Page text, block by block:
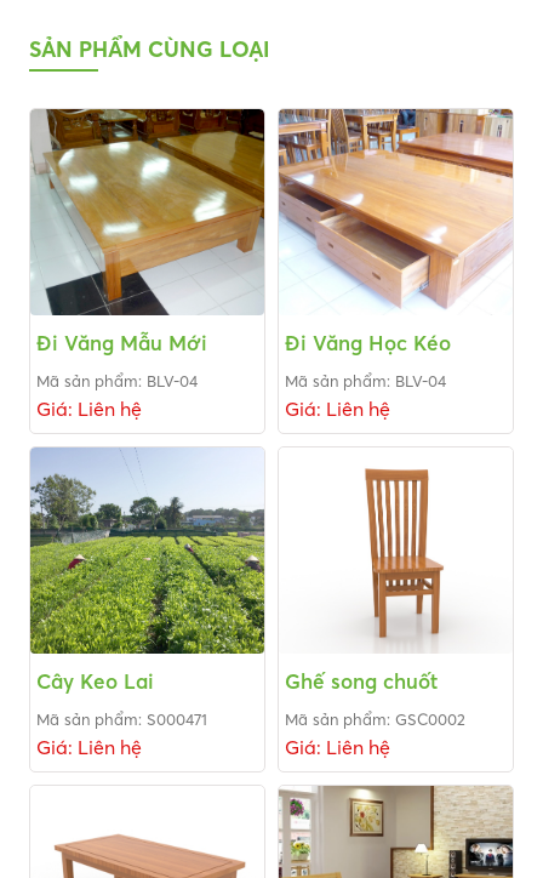
SẢN PHẨM CÙNG LOẠI
Đi Văng Mẫu Mới
Mã sản phẩm: BLV-04
Giá: Liên hệ
Đi Văng Học Kéo
Mã sản phẩm: BLV-04
Giá: Liên hệ
Cây Keo Lai
Mã sản phẩm: S000471
Giá: Liên hệ
Ghế song chuốt
Mã sản phẩm: GSC0002
Giá: Liên hệ